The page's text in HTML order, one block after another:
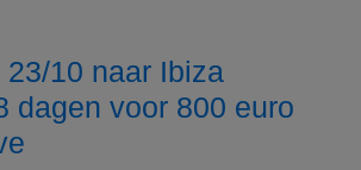
10 naar Ibiza
dagen voor 800 euro